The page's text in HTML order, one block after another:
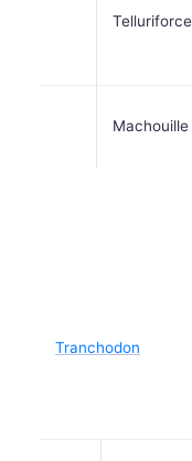
Telluriforce
Machouille
Tranchodon